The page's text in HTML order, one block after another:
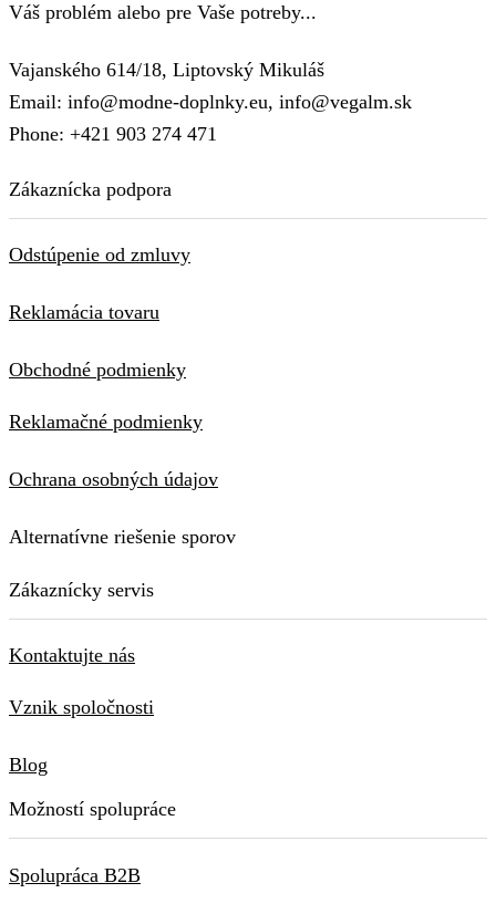
Váš problém alebo pre Vaše potreby...
Vajanského 614/18, Liptovský Mikuláš
Email: info@modne-doplnky.eu, info@vegalm.sk
Phone: +421 903 274 471
Zákaznícka podpora
Odstúpenie od zmluvy
Reklamácia tovaru
Obchodné podmienky
Reklamačné podmienky
Ochrana osobných údajov
Alternatívne riešenie sporov
Zákaznícky servis
Kontaktujte nás
Vznik spoločnosti
Blog
Možností spolupráce
Spolupráca B2B